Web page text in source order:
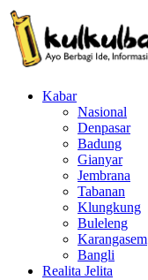
Kabar
Nasional
Denpasar
Badung
Gianyar
Jembrana
Tabanan
Klungkung
Buleleng
Karangasem
Bangli
Realita Jelita